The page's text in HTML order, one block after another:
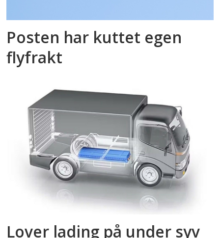
Posten har kuttet egen
flyfrakt
Lover lading på under syv